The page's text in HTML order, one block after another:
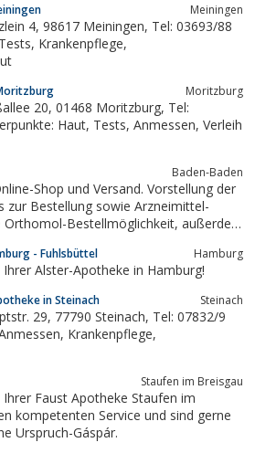
Meiningen
Haut
Moritzburg
Anmessen, Verleih
Baden-Baden
Shop und Versand. Vorstellung der
Bestellmöglichkeit, außerdem
- Fuhlsbüttel Hamburg
Alster-Apotheke in Hamburg!
in Steinach Steinach
Staufen im Breisgau
Faust Apotheke Staufen im
kompetenten Service und sind gerne
Urspruch-Gáspár.